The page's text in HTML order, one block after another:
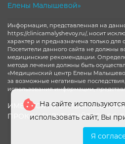
Елены Малышевой»
Информация, представленная на
https://clinicamalyshevoy.ru/, носит
характер и предназначена только для
Посетители данного сайта не должны
медицинские рекомендации.
метода лечения должны быть
«Медицинский центр Елены Малышевой
за возможные негативные
использования информации,
ИМЕЮТСЯ
ПРОКОНСУЛЬТИРУЙТЕСЬ СО
На сайте используются
использовать сайт, Вы
Я